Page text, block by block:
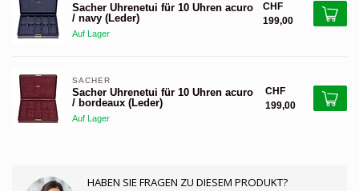
Sacher Uhrenetui für 10 Uhren acuro
/ navy (Leder)
Auf Lager
CHF
199,00
SACHER
Sacher Uhrenetui für 10 Uhren acuro
/ bordeaux (Leder)
Auf Lager
CHF
199,00
HABEN SIE FRAGEN ZU DIESEM PRODUKT?